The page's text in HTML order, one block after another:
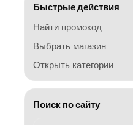
Быстрые действия
Найти промокод
Выбрать магазин
Открыть категории
Поиск по сайту